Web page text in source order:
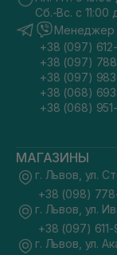
Сб.-Вс. с 11:00
Менеджер
+38 (097)
+38 (097)
+38 (097)
+38 (068)
+38 (068)
МАГАЗИНЫ
г. Львов, ул.
+38 (098)
г. Львов, ул.
+38 (097)
г. Львов, ул.